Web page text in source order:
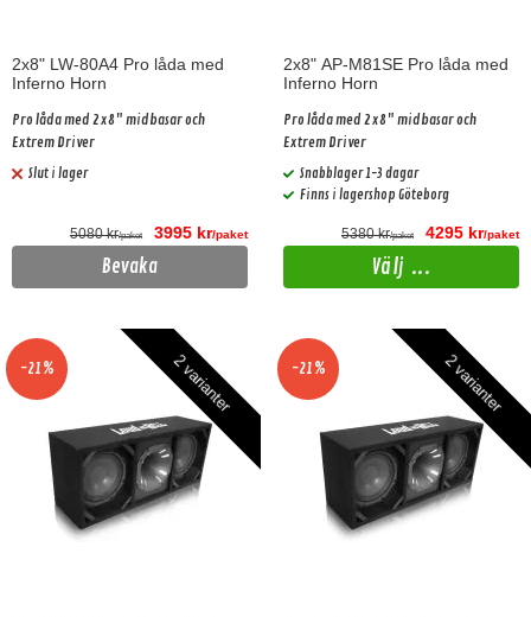
2x8" LW-80A4 Pro låda med
Inferno Horn
Pro låda med 2x8" midbasar och
Extrem Driver
Slut i lager
5080 kr/paket 3995 kr/paket
Bevaka
2x8" AP-M81SE Pro låda med
Inferno Horn
Pro låda med 2x8" midbasar och
Extrem Driver
Snabblager 1-3 dagar
Finns i lagershop Göteborg
5380 kr/paket 4295 kr/paket
Välj ...
2 varianter
-21% 2 varianter
-21%